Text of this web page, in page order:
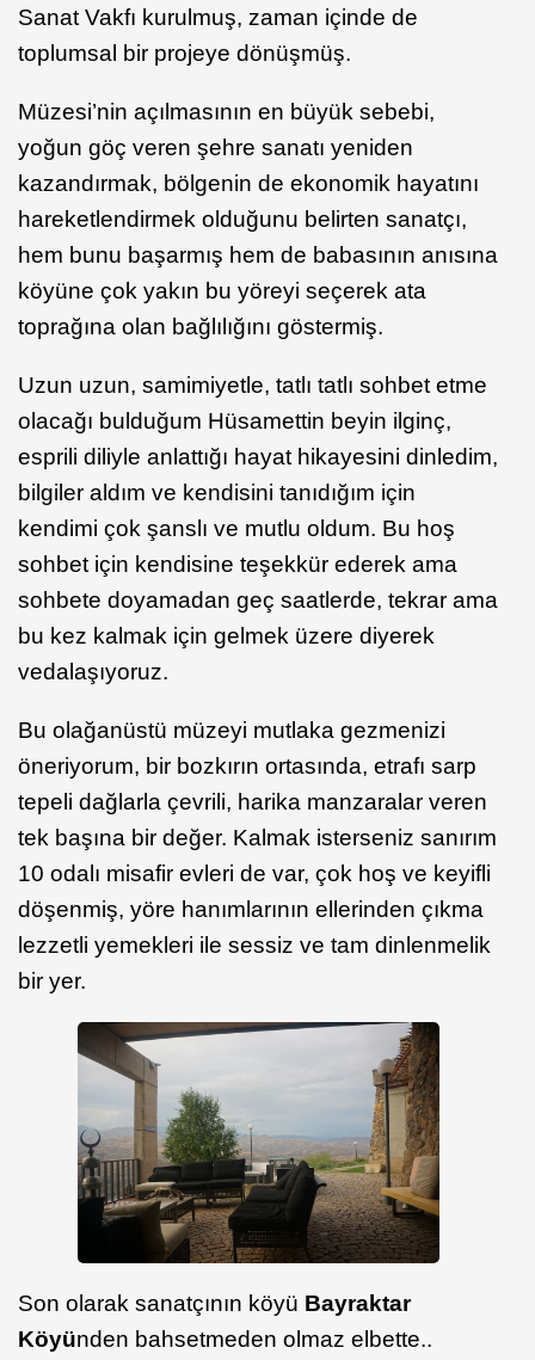
Sanat Vakfı kurulmuş, zaman içinde de
toplumsal bir projeye dönüşmüş.
Müzesi’nin açılmasının en büyük sebebi,
yoğun göç veren şehre sanatı yeniden
kazandırmak, bölgenin de ekonomik hayatını
hareketlendirmek olduğunu belirten sanatçı,
hem bunu başarmış hem de babasının anısına
köyüne çok yakın bu yöreyi seçerek ata
toprağına olan bağlılığını göstermiş.
Uzun uzun, samimiyetle, tatlı tatlı sohbet etme
olacağı bulduğum Hüsamettin beyin ilginç,
esprili diliyle anlattığı hayat hikayesini dinledim,
bilgiler aldım ve kendisini tanıdığım için
kendimi çok şanslı ve mutlu oldum. Bu hoş
sohbet için kendisine teşekkür ederek ama
sohbete doyamadan geç saatlerde, tekrar ama
bu kez kalmak için gelmek üzere diyerek
vedalaşıyoruz.
Bu olağanüstü müzeyi mutlaka gezmenizi
öneriyorum, bir bozkırın ortasında, etrafı sarp
tepeli dağlarla çevrili, harika manzaralar veren
tek başına bir değer. Kalmak isterseniz sanırım
10 odalı misafir evleri de var, çok hoş ve keyifli
döşenmiş, yöre hanımlarının ellerinden çıkma
lezzetli yemekleri ile sessiz ve tam dinlenmelik
bir yer.
Son olarak sanatçının köyü Bayraktar
Köyünden bahsetmeden olmaz elbette..